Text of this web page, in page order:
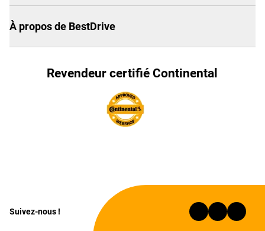
À propos de BestDrive
Revendeur certifié Continental
Suivez-nous !